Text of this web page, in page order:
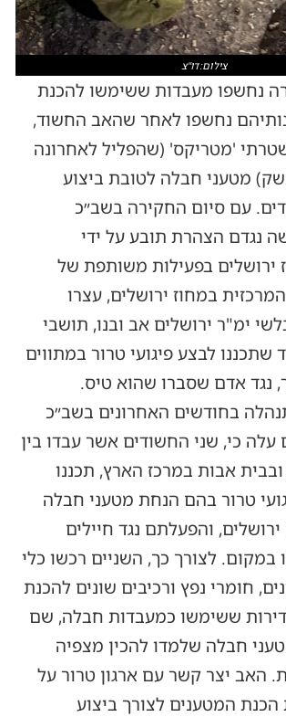
צילום:דו"צ
נחשפו מעבדות ששימשו להכנת
נחשפו לאחר שהאב החשוד,
'מטריקס' (שהפליל לאחרונה
מטעני חבלה לטובת ביצוע
עם סיום החקירה בשב״כ
נגדם הצהרת תובע על ידי
ירושלים בפעילות משותפת של
במחוז ירושלים, עצרו
ימ"ר ירושלים אב ובנו, תושבי
לבצע פיגועי טרור במתווים
נגד אדם שסברו שהוא טיס.
בחודשים האחרונים בשב״כ
עלה כי, שני החשודים אשר עבדו בין
אבות במרכז הארץ, תכננו
טרור בהם הנחת מטעני חבלה
והפעלתם נגד חיילים
במקום. לצורך כך, השניים רכשו כלי
חומרי נפץ ורכיבים שונים להכנת
ששימשו כמעבדות חבלה, שם
חבלה שלמדו להכין מצפיה
האב יצר קשר עם ארגון טרור על
המטענים לצורך ביצוע